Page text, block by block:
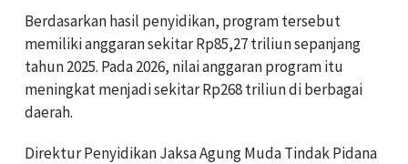
Berdasarkan hasil penyidikan, program tersebut
memiliki anggaran sekitar Rp85,27 triliun sepanjang
tahun 2025. Pada 2026, nilai anggaran program itu
meningkat menjadi sekitar Rp268 triliun di berbagai
daerah.
Direktur Penyidikan Jaksa Agung Muda Tindak Pidana